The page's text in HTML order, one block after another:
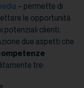
– permette di
le opportunità
potenziali clienti.
due aspetti che
tre: